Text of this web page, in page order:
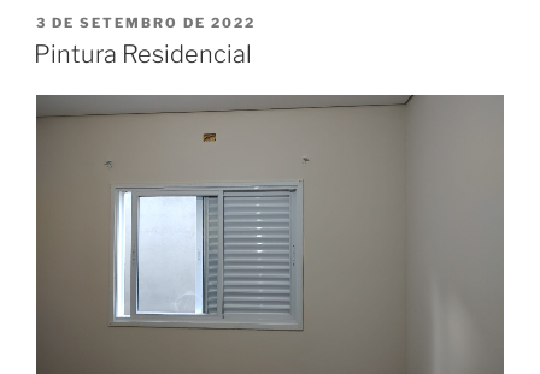
3 DE SETEMBRO DE 2022
Pintura Residencial